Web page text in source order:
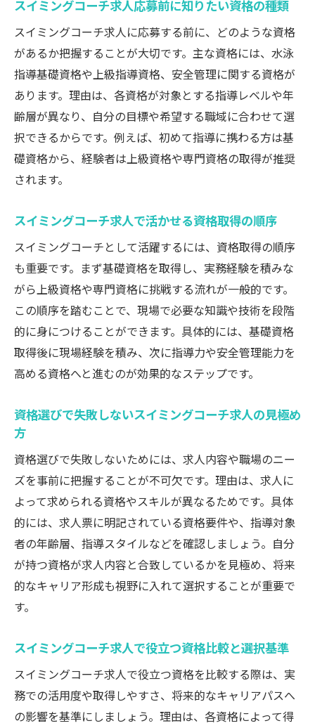
スイミングコーチ求人応募前に知りたい資格の種類
スイミングコーチ求人に応募する前に、どのような資格
があるか把握することが大切です。主な資格には、水泳
指導基礎資格や上級指導資格、安全管理に関する資格が
あります。理由は、各資格が対象とする指導レベルや年
齢層が異なり、自分の目標や希望する職域に合わせて選
択できるからです。例えば、初めて指導に携わる方は基
礎資格から、経験者は上級資格や専門資格の取得が推奨
されます。
スイミングコーチ求人で活かせる資格取得の順序
スイミングコーチとして活躍するには、資格取得の順序
も重要です。まず基礎資格を取得し、実務経験を積みな
がら上級資格や専門資格に挑戦する流れが一般的です。
この順序を踏むことで、現場で必要な知識や技術を段階
的に身につけることができます。具体的には、基礎資格
取得後に現場経験を積み、次に指導力や安全管理能力を
高める資格へと進むのが効果的なステップです。
資格選びで失敗しないスイミングコーチ求人の見極め
方
資格選びで失敗しないためには、求人内容や職場のニー
ズを事前に把握することが不可欠です。理由は、求人に
よって求められる資格やスキルが異なるためです。具体
的には、求人票に明記されている資格要件や、指導対象
者の年齢層、指導スタイルなどを確認しましょう。自分
が持つ資格が求人内容と合致しているかを見極め、将来
的なキャリア形成も視野に入れて選択することが重要で
す。
スイミングコーチ求人で役立つ資格比較と選択基準
スイミングコーチ求人で役立つ資格を比較する際は、実
務での活用度や取得しやすさ、将来的なキャリアパスへ
の影響を基準にしましょう。理由は、各資格によって得